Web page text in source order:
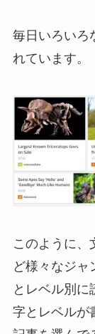
毎日いろいろ
れています。
このように、
ど様々なジャ
とレベル別に
字とレベルが